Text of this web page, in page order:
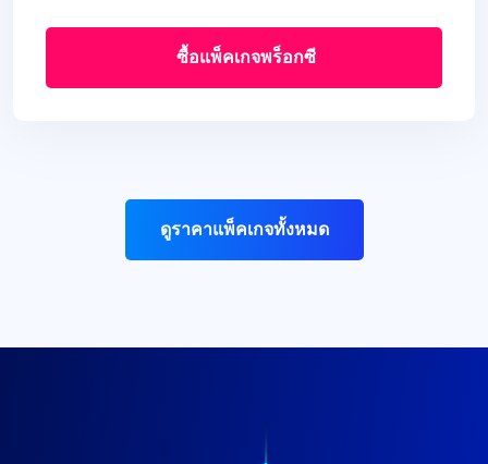
ซื้อแพ็คเกจพร็อกซี
ดูราคาแพ็คเกจทั้งหมด